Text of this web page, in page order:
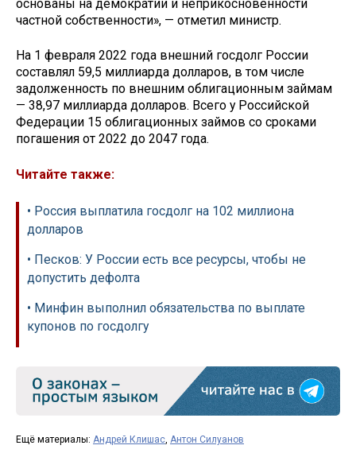
основаны на демократии и неприкосновенности
частной собственности», — отметил министр.
На 1 февраля 2022 года внешний госдолг России
составлял 59,5 миллиарда долларов, в том числе
задолженность по внешним облигационным займам
— 38,97 миллиарда долларов. Всего у Российской
Федерации 15 облигационных займов со сроками
погашения от 2022 до 2047 года.
Читайте также:
• Россия выплатила госдолг на 102 миллиона
долларов
• Песков: У России есть все ресурсы, чтобы не
допустить дефолта
• Минфин выполнил обязательства по выплате
купонов по госдолгу
Ещё материалы: Андрей Клишас, Антон Силуанов